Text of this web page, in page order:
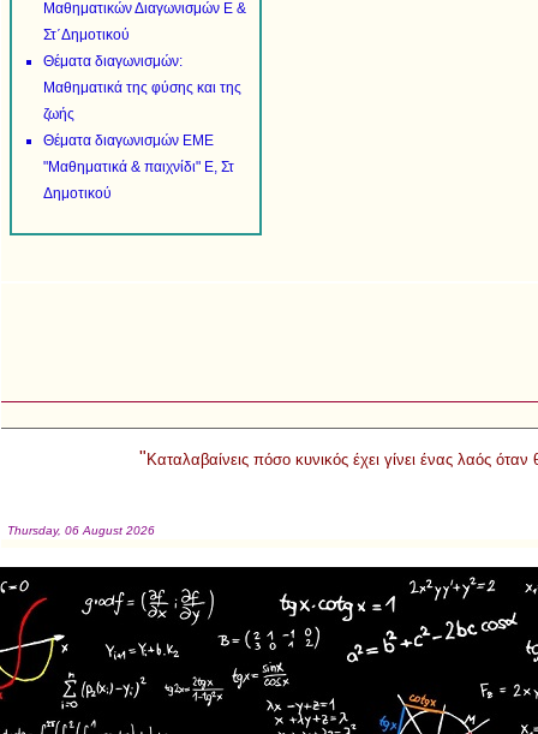
Μαθηματικών Διαγωνισμών Ε &
Στ΄Δημοτικού
Θέματα διαγωνισμών:
Μαθηματικά της φύσης και της
ζωής
Θέματα διαγωνισμών ΕΜΕ
"Μαθηματικά & παιχνίδι" Ε, Στ
Δημοτικού
" Καταλαβαίνεις πόσο κυνικός έχει γίνει ένας λαός
Thursday, 06 August 2026